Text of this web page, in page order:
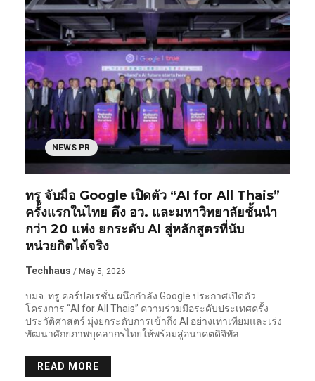
NEWS PR
ทรู จับมือ Google เปิดตัว “AI for All Thais”
ครั้งแรกในไทย ดึง อว. และมหาวิทยาลัยชั้นนำ
กว่า 20 แห่ง ยกระดับ AI สู่หลักสูตรที่นับ
หน่วยกิตได้จริง
Techhaus / May 5, 2026
บมจ. ทรู คอร์ปอเรชั่น ผนึกกำลัง Google ประกาศเปิดตัว
โครงการ “AI for All Thais” ความร่วมมือระดับประเทศครั้ง
ประวัติศาสตร์ มุ่งยกระดับการเข้าถึง AI อย่างเท่าเทียมและเร่ง
พัฒนาศักยภาพบุคลากรไทยให้พร้อมสู่อนาคตดิจิทัล
READ MORE